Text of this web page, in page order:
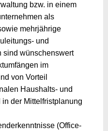
bzw. in einem
als
mehrjährige
und
sind wünschenswert
im
von Vorteil
Haushalts- und
der Mittelfristplanung
(Office-